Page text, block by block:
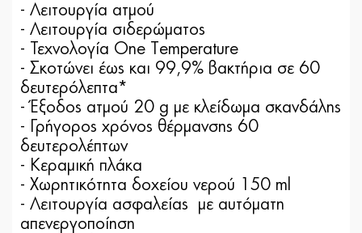
- Λειτουργία ατμού
- Λειτουργία σιδερώματος
- Τεχνολογία One Temperature
- Σκοτώνει έως και 99,9% βακτήρια σε 60
δευτερόλεπτα*
- Έξοδος ατμού 20 g με κλείδωμα σκανδάλης
- Γρήγορος χρόνος θέρμανσης 60
δευτερολέπτων
- Κεραμική πλάκα
- Χωρητικότητα δοχείου νερού 150 ml
- Λειτουργία ασφαλείας με αυτόματη
απενεργοποίηση